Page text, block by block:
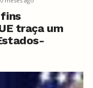
fins
traça um